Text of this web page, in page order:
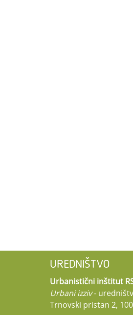
UREDNIŠTVO
Urbanistični inštitut
Urbani izziv-
Trnovski pristan 2,